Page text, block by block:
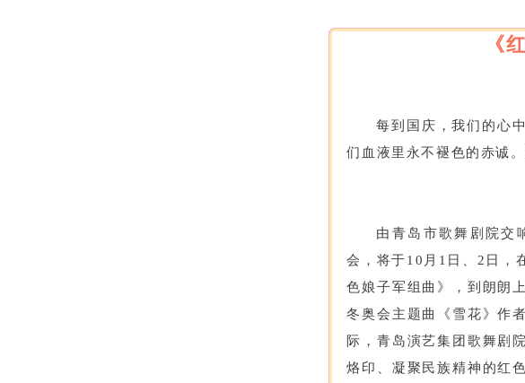
《
每到国庆，我们的心
们血液里永不褪色的赤诚
由青岛市歌舞剧院交
会，将于10月1日、2日，
色娘子军组曲》，到朗朗
冬奥会主题曲《雪花》作
际，青岛演艺集团歌舞剧
烙印、凝聚民族精神的红